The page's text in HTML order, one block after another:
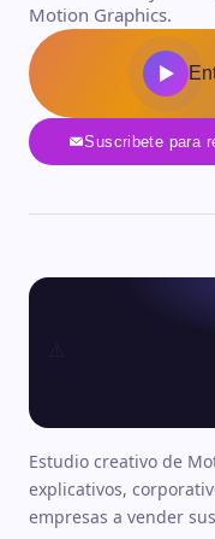
Motion Graphics.
Suscribete para
Estudio creativo de
explicativos,
empresas a vender